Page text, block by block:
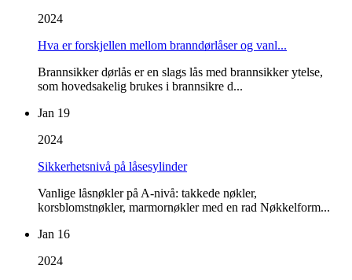
2024
Hva er forskjellen mellom branndørlåser og vanl...
Brannsikker dørlås er en slags lås med brannsikker ytelse,
som hovedsakelig brukes i brannsikre d...
Jan 19
2024
Sikkerhetsnivå på låsesylinder
Vanlige låsnøkler på A-nivå: takkede nøkler,
korsblomstnøkler, marmornøkler med en rad Nøkkelform...
Jan 16
2024